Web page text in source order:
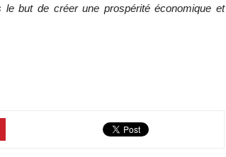
but de créer une prospérité économique et